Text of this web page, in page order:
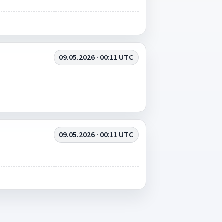
09.05.2026 · 00:11 UTC
09.05.2026 · 00:11 UTC